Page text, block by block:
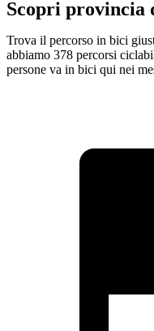
Scopri provincia
Trova il percorso in bici
abbiamo 378 percorsi
persone va in bici qui nei